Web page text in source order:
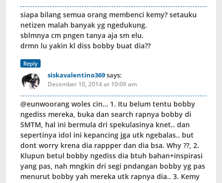
siapa bilang semua orang membenci kemy? setauku
netizen malah banyak yg ngedukung.
sblmnya cm pngen tanya aja sm elu.
drmn lu yakin kl diss bobby buat dia??
Reply
siskavalentino369says:
December 10, 2014 at 10:09 am
@eunwoorang woles cin… 1. Itu belum tentu bobby
ngediss mereka, buka dan search rapnya bobby di
SMTM, hal ini bermula dri spekulasinya knet.. dan
sepertinya idol ini kepancing jga utk ngebalas.. but
dont worry krena dia rappper dan dia bsa. Why ??, 2.
Klupun betul bobby ngediss dia btuh bahan+inspirasi
yang pas, nah mngkin dri segi pndangan bobby yg pas
menurut bobby yah mereka utk rapnya dia.. 3. Kemy